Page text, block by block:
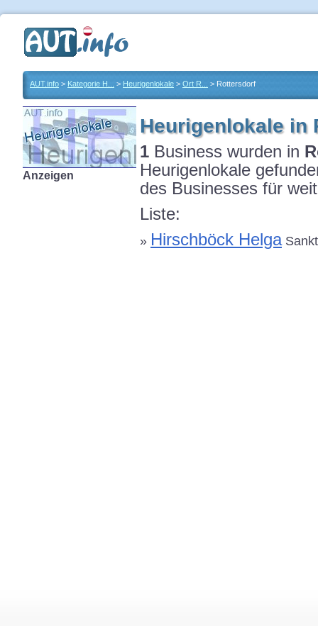
AUT.info > Kategorie H... > Heurigenlokale > Ort R... > Rottersdorf
Anzeigen
Heurigenlokale in
1 Business wurden in
Heurigenlokale
des Businesses für
Liste:
» Hirschböck Helga